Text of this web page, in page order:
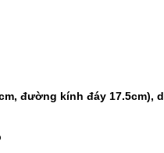
đường kính đáy 17.5cm),
cắt gà Inox cao cấp